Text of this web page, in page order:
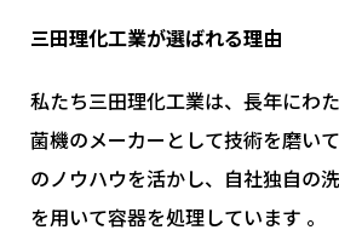
三田理化工業が選ばれる理由
私たち三田理化工業は、長年にわ
菌機のメーカーとして技術を磨い
のノウハウを活かし、自社独自の
を用いて容器を処理しています 。